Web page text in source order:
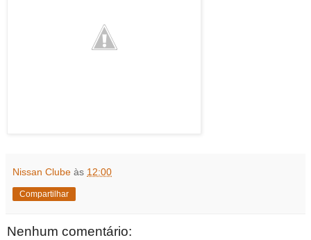
Nissan Clube às 12:00
Compartilhar
Nenhum comentário: